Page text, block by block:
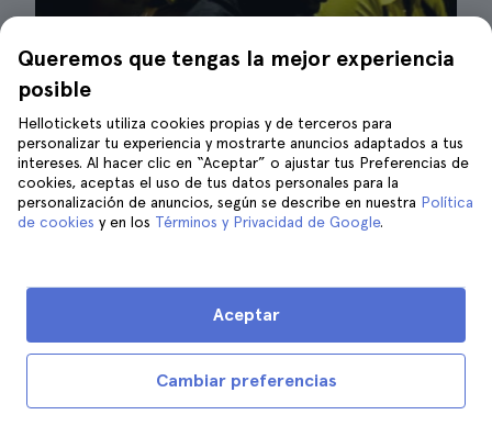
¿Sabías que el góspel y Cracovia están ligados
con un doble hilo? El género deriva de los
cantos que los esclavos negros solían
entonar en las plantaciones del sur de los
América y poco a poco se extendió a otros
Desde 2006, ha encontrado un nicho en la
Queremos que tengas la mejor experiencia
posible
Hellotickets utiliza cookies propias y de terceros para
personalizar tu experiencia y mostrarte anuncios adaptados a tus
intereses. Al hacer clic en “Aceptar” o ajustar tus Preferencias de
cookies, aceptas el uso de tus datos personales para la
personalización de anuncios, según se describe en nuestra Política
de cookies y en los Términos y Privacidad de Google.
Cambiar preferencias
Aceptar